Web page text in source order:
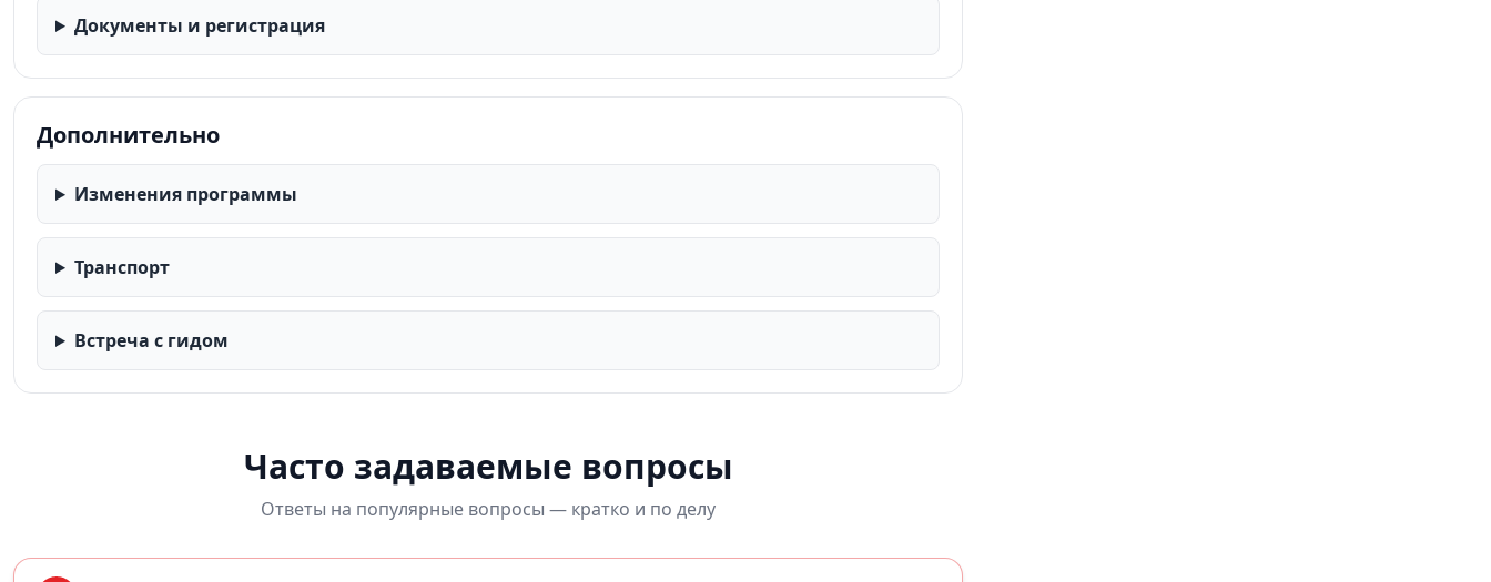
Документы и регистрация
Дополнительно
Изменения программы
Транспорт
Встреча с гидом
Часто задаваемые вопросы
Ответы на популярные вопросы — кратко и по делу